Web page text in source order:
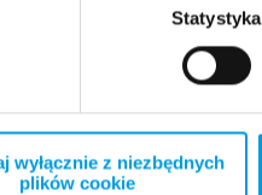
Statystyka
wyłącznie z niezbędnych
plików cookie